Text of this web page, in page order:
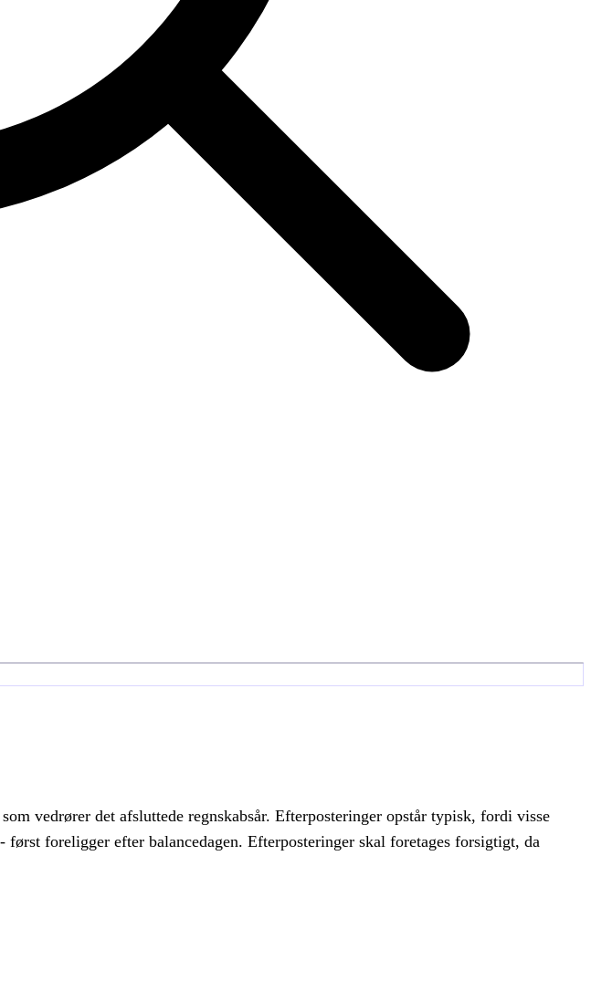
vedrører det afsluttede regnskabsår. Efterposteringer opstår typisk, fordi visse
foreligger efter balancedagen. Efterposteringer skal foretages forsigtigt, da